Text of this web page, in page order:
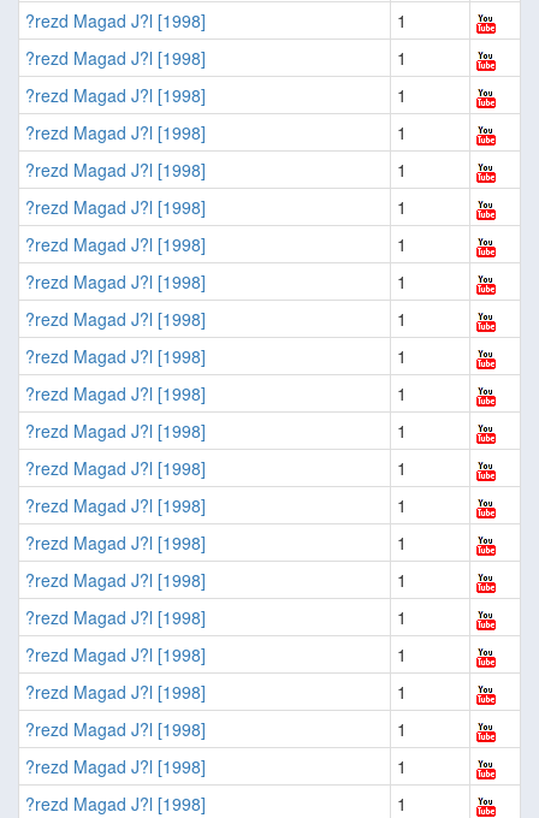
?rezd Magad J?l [1998]
1
?rezd Magad J?l [1998]
1
?rezd Magad J?l [1998]
1
?rezd Magad J?l [1998]
1
?rezd Magad J?l [1998]
1
?rezd Magad J?l [1998]
1
?rezd Magad J?l [1998]
1
?rezd Magad J?l [1998]
1
?rezd Magad J?l [1998]
1
?rezd Magad J?l [1998]
1
?rezd Magad J?l [1998]
1
?rezd Magad J?l [1998]
1
?rezd Magad J?l [1998]
1
?rezd Magad J?l [1998]
1
?rezd Magad J?l [1998]
1
?rezd Magad J?l [1998]
1
?rezd Magad J?l [1998]
1
?rezd Magad J?l [1998]
1
?rezd Magad J?l [1998]
1
?rezd Magad J?l [1998]
1
?rezd Magad J?l [1998]
1
?rezd Magad J?l [1998]
1